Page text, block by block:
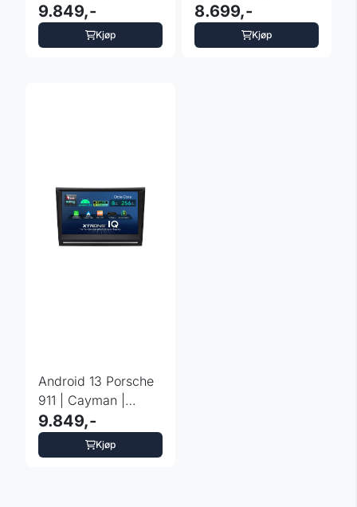
Cayenne –
Qualcomm ...
9.849,-
Kjøp
Porsche 911 |
Cayman | ...
8.699,-
Kjøp
Android 13 Porsche
911 | Cayman |
Boxer – Qualcomm
...
9.849,-
Kjøp